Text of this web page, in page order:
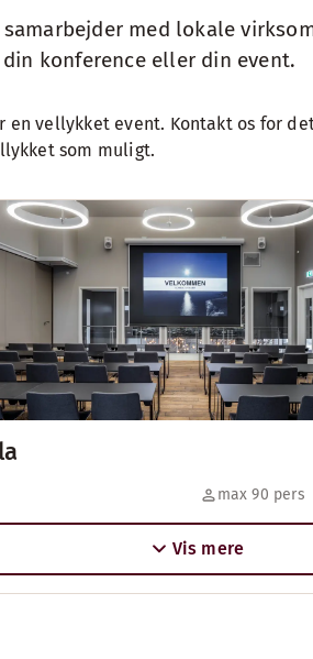
med lokale
konference eller din event.
vellykket event. Kontakt os for
som muligt.
max 90 pers
Vis mere